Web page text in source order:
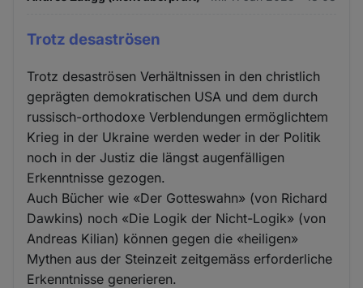
Trotz desaströsen
Trotz desaströsen Verhältnissen in den christlich
geprägten demokratischen USA und dem durch
russisch-orthodoxe Verblendungen ermöglichtem
Krieg in der Ukraine werden weder in der Politik
noch in der Justiz die längst augenfälligen
Erkenntnisse gezogen.
Auch Bücher wie «Der Gotteswahn» (von Richard
Dawkins) noch «Die Logik der Nicht-Logik» (von
Andreas Kilian) können gegen die «heiligen»
Mythen aus der Steinzeit zeitgemäss erforderliche
Erkenntnisse generieren.